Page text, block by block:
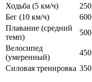
Ходьба (5 км/ч)
250
Бег (10 км/ч)
600
Плавание (средний
темп)
500
Велосипед
(умеренный)
450
Силовая тренировка 350